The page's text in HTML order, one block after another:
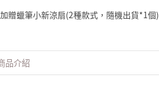
贈蠟筆小新涼扇(2種款式，隨機出貨*1個)
品介紹